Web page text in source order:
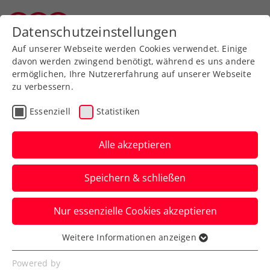
Turnierentsendungen im LZ
EinBetreuungskalenderfür die Kaderathleten wird
halbjährlich vom Trainerteam erstellt.
Kaderathleten sind verpflichtet an Turnieren mit
Datenschutzeinstellungen
Auf unserer Webseite werden Cookies verwendet. Einige
davon werden zwingend benötigt, während es uns andere
ermöglichen, Ihre Nutzererfahrung auf unserer Webseite
zu verbessern.
Essenziell Statistiken
Alle akzeptieren
Speichern & schließen
Nur essenzielle Cookies akzeptieren
Essenziell
Essenzielle Cookies werden für grundlegende
Weitere Informationen anzeigen
Powered by